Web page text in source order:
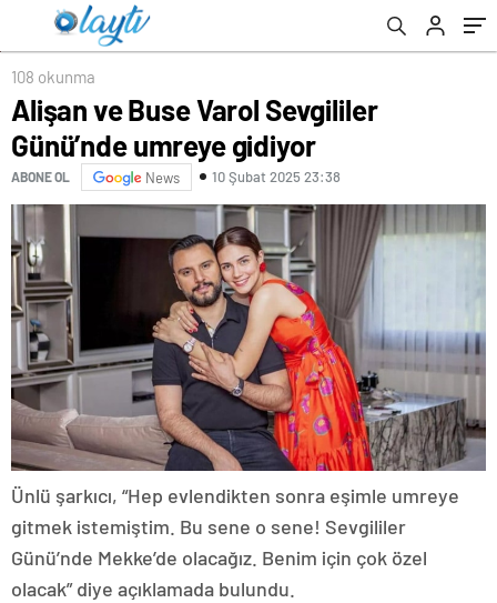
108 okunma
Alişan ve Buse Varol Sevgililer
Günü’nde umreye gidiyor
ABONE OL News 10 Şubat 2025 23:38
Ünlü şarkıcı, “Hep evlendikten sonra eşimle umreye
gitmek istemiştim. Bu sene o sene! Sevgililer
Günü’nde Mekke’de olacağız. Benim için çok özel
olacak” diye açıklamada bulundu.